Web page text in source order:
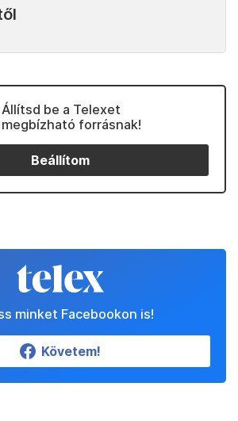
Állítsd be a Telexet
megbízható forrásnak!
Beállítom
minket Facebookon is!
Követem!